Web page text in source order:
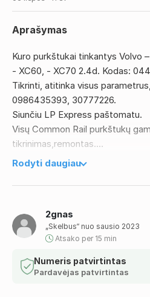
2gnas
„Skelbus“ nuo sausio 2023
Atsako per 15 min
Numeris patvirtintas
Pardavėjas patvirtintas
Aprašymas
Kuro purkštukai tinkantys Volvo
- XC60, - XC70 2.4d. Kodas:
Tikrinti, atitinka visus
0986435393, 30777226.
Siunčiu LP Express paštomatu.
Visų Common Rail purkštukų
tikrinimas,remontas.
Bosch purkštukų kalibravimas.
Rodyti daugiau